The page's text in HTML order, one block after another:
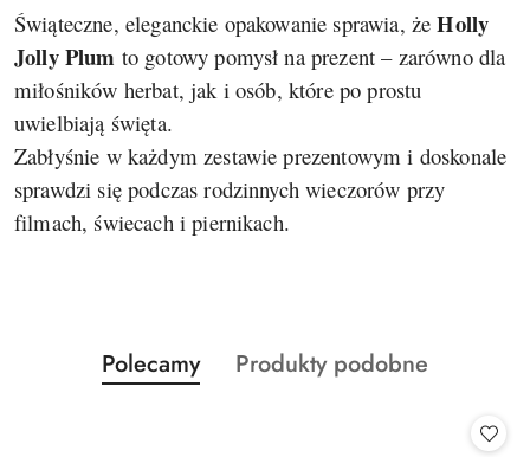
Świąteczne, eleganckie opakowanie sprawia, żeHolly
Jolly Plum to gotowy pomysł na prezent – zarówno dla
miłośników herbat, jak i osób, które po prostu
uwielbiają święta.
Zabłyśnie w każdym zestawie prezentowym i doskonale
sprawdzi się podczas rodzinnych wieczorów przy
filmach, świecach i piernikach.
Pomiń karuzelę produktów
Produkty
o
Polecamy
Produkty
Produkty podobne